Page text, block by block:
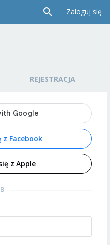
Zaloguj się
REJESTRACJA
z Facebook
z Apple